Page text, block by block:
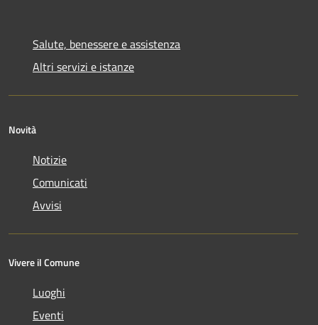
Salute, benessere e assistenza
Altri servizi e istanze
Novità
Notizie
Comunicati
Avvisi
Vivere il Comune
Luoghi
Eventi